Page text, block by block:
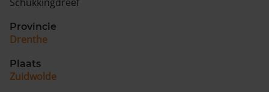
Provincie
Drenthe
Plaats
Zuidwolde